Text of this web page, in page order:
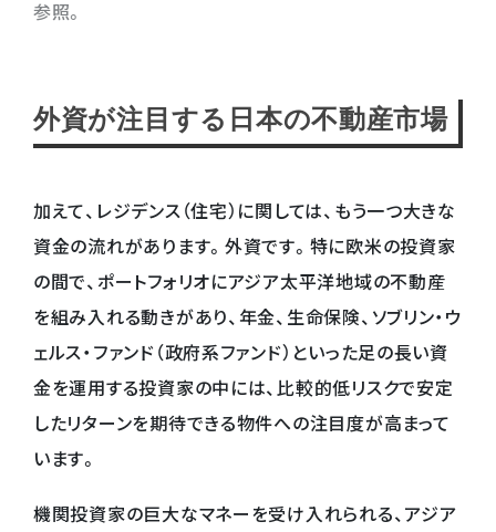
参照。
外資が注目する日本の不動産市場
加えて、レジデンス（住宅）に関しては、もう一つ大きな
資金の流れがあります。外資です。特に欧米の投資家
の間で、ポートフォリオにアジア太平洋地域の不動産
を組み入れる動きがあり、年金、生命保険、ソブリン・ウ
ェルス・ファンド（政府系ファンド）といった足の長い資
金を運用する投資家の中には、比較的低リスクで安定
したリターンを期待できる物件への注目度が高まって
います。
機関投資家の巨大なマネーを受け入れられる、アジア